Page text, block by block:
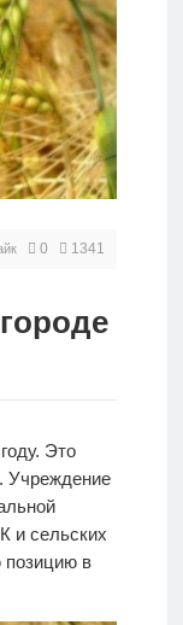
0 1341
Это
Учреждение
и сельских
позицию в